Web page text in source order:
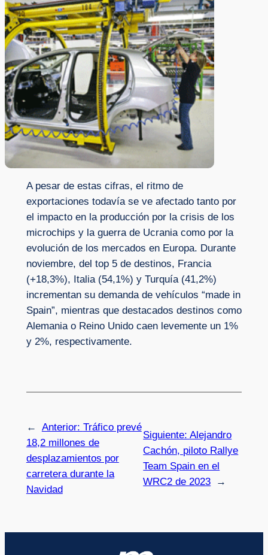
A pesar de estas cifras, el ritmo de
exportaciones todavía se ve afectado tanto por
el impacto en la producción por la crisis de los
microchips y la guerra de Ucrania como por la
evolución de los mercados en Europa. Durante
noviembre, del top 5 de destinos, Francia
(+18,3%), Italia (54,1%) y Turquía (41,2%)
incrementan su demanda de vehículos “made in
Spain”, mientras que destacados destinos como
Alemania o Reino Unido caen levemente un 1%
y 2%, respectivamente.
← Anterior: Tráfico prevé
18,2 millones de
desplazamientos por
carretera durante la
Navidad
Siguiente:Alejandro
Cachón, piloto Rallye
Team Spain en el
WRC2 de 2023
→